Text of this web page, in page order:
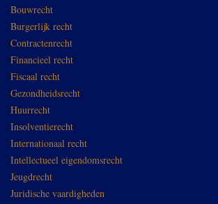
Bouwrecht
Burgerlijk recht
Contractenrecht
Financieel recht
Fiscaal recht
Gezondheidsrecht
Huurrecht
Insolventierecht
Internationaal recht
Intellectueel eigendomsrecht
Jeugdrecht
Juridische vaardigheden